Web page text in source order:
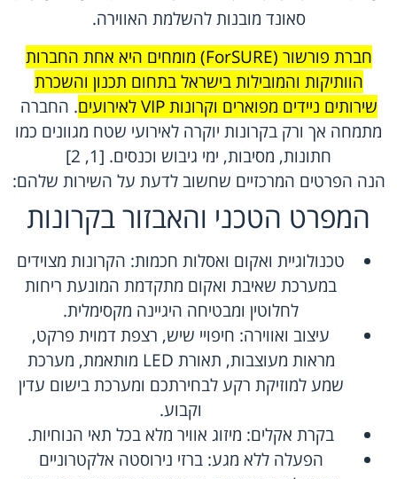
סאונד מובנות להשלמת האווירה.
חברת פורשור (ForSURE) מומחים היא אחת החברות
הוותיקות והמובילות בישראל בתחום תכנון והשכרת
שירותים ניידים מפוארים וקרונות VIP לאירועים
. החברה
מתמחה אך ורק בקרונות יוקרה לאירועי שטח מגוונים כמו
חתונות, מסיבות, ימי גיבוש וכנסים. [1, 2]
הנה הפרטים המרכזיים שחשוב לדעת על השירות שלהם:
המפרט הטכני והאבזור בקרונות
טכנולוגיית ואקום ואסלות חכמות: הקרונות מצוידים
במערכת שאיבת ואקום מתקדמת המונעת ריחות
לחלוטין ומבטיחה היגיינה מקסימלית.
עיצוב ואווירה: חיפויי שיש, רצפת דמוית פרקט,
מראות מעוצבות, תאורת LED מותאמת, מערכת
שמע למוזיקת רקע לבחירתכם ומערכת בישום עדין
וקבוע.
בקרת אקלים: מיזוג אוויר מלא בכל תאי הנוחיות.
הפעלה ללא מגע: ברזי נירוסטה אלקטרוניים